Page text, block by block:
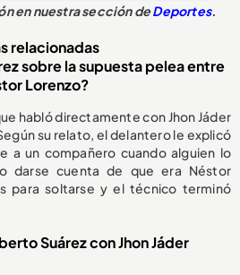
en nuestra sección deDeportes.
relacionadas
sobre la supuesta pelea entre
Lorenzo?
habló directamente con Jhon Jáder
su relato, el delantero le explicó
a un compañero cuando alguien lo
darse cuenta de que era Néstor
para soltarse y el técnico terminó
Suárez con Jhon Jáder